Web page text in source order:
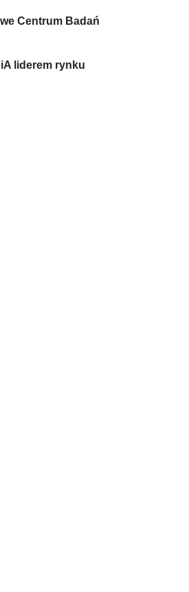
Centrum Badań
liderem rynku